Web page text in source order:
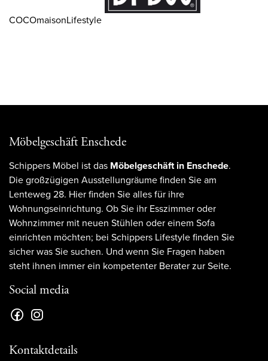
COCOmaisonLifestyle
Möbelgeschäft Enschede
Schippers Möbel ist das Möbelgeschäft in Enschede.
Die großzügigen Ausstellungräume finden Sie am
Lenteweg 28. Hier finden Sie alles für ihre
Wohnungseinrichtung. Ob Sie ihr Esszimmer oder
Wohnzimmer mit neuen Stühlen oder einem Sofa
einrichten möchten; bei Schippers Lifestyle finden Sie
sicher was Sie suchen. Und wenn Sie Fragen haben
steht ihnen immer ein kompetenter Berater zur Seite.
Social media
Kontaktdetails